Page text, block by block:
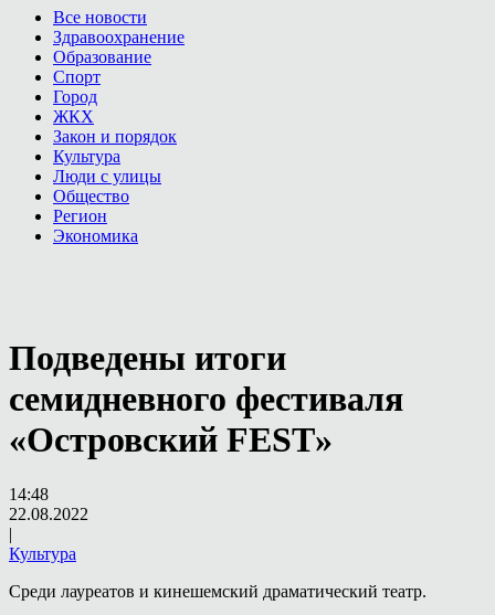
Все новости
Здравоохранение
Образование
Спорт
Город
ЖКХ
Закон и порядок
Культура
Люди с улицы
Общество
Регион
Экономика
Подведены итоги
семидневного фестиваля
«Островский FEST»
14:48
22.08.2022
|
Культура
Среди лауреатов и кинешемский драматический театр.